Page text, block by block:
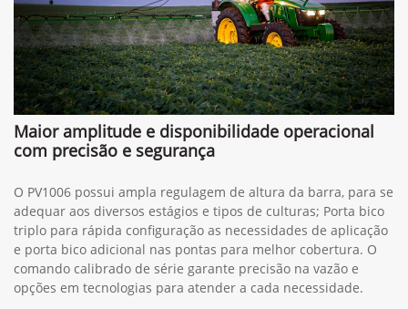
Maior amplitude e disponibilidade operacional
com precisão e segurança
O PV1006 possui ampla regulagem de altura da barra, para se
adequar aos diversos estágios e tipos de culturas; Porta bico
triplo para rápida configuração as necessidades de aplicação
e porta bico adicional nas pontas para melhor cobertura. O
comando calibrado de série garante precisão na vazão e
opções em tecnologias para atender a cada necessidade.